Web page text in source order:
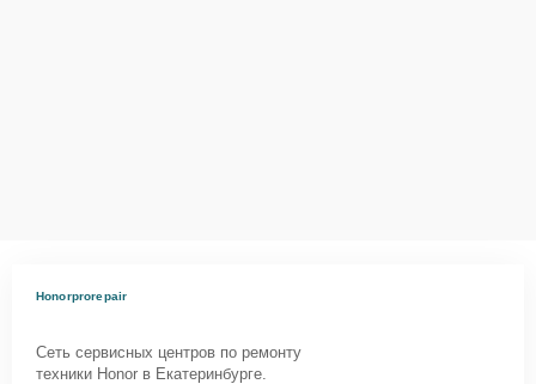
Honorprorepair
Сеть сервисных центров по ремонту
техники Honor в Екатеринбурге.